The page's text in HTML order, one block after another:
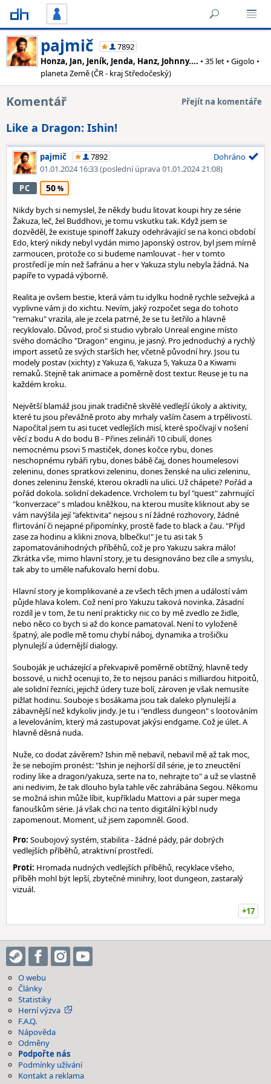
pajmič
7892
Honza, Jan, Jeník, Jenda, Hanz, Johnny.... • 35 let • Gigolo •
planeta Země (ČR - kraj Středočeský)
Komentář Přejít na komentáře
Like a Dragon: Ishin!
pajmič
7892
01.01.2024 16:33(poslední úprava 01.01.2024 21:08)
Dohráno
PC 50
Nikdy bych si nemyslel, že někdy budu litovat koupi hry ze série
Žakuza, leč, žel Buddhovi, je tomu vskutku tak. Když jsem se
dozvěděl, že existuje spinoff žakuzy odehrávající se na konci období
Edo, který nikdy nebyl vydán mimo Japonský ostrov, byl jsem mírně
zarmoucen, protože co si budeme namlouvat - her v tomto
prostředí je mín než šafránu a her v Yakuza stylu nebyla žádná. Na
papíře to vypadá výborně.
Realita je ovšem bestie, která vám tu idylku hodně rychle sežvejká a
vyplivne vám ji do xichtu. Nevím, jaký rozpočet sega do tohoto
"remaku" vrazila, ale je zcela patrné, že se tu šetřilo a hlavně
recyklovalo. Důvod, proč si studio vybralo Unreal engine místo
svého domácího "Dragon" enginu, je jasný. Pro jednoduchý a rychlý
import assetů ze svých starších her, včetně původní hry. Jsou tu
modely postav (xichty) z Yakuza 6, Yakuza 5, Yakuza 0 a Kiwami
remaků. Stejně tak animace a poměrně dost textur. Reuse je tu na
každém kroku.
Největší blamáž jsou jinak tradičně skvělé vedlejší úkoly a aktivity,
které tu jsou převážně proto aby mrhaly vaším časem a trpělivostí.
Napočítal jsem tu asi tucet vedlejších misí, které spočívají v nošení
věcí z bodu A do bodu B - Přines zelináři 10 cibulí, dones
nemocnému psovi 5 mastiček, dones kočce rybu, dones
neschopnému rybáři rybu, dones bábě čaj, dones houmelesovi
zeleninu, dones spratkovi zeleninu, dones ženské na ulici zeleninu,
dones zeleninu ženské, kterou okradli na ulici. Už chápete? Pořád a
pořád dokola. solidní dekadence. Vrcholem tu byl "quest" zahrnující
"konverzace" s mladou kněžkou, na kterou musíte kliknout aby se
vám navýšila její "afektivita" nejsou s ní žádné rozhovory, žádné
flirtování či nejapné připomínky, prostě fade to black a čau. "Přijd
zase za hodinu a klikni znova, blbečku!" Je tu asi tak 5
zapomatovánihodných příběhů, což je pro Yakuzu sakra málo!
Zkrátka vše, mimo hlavní story, je tu designováno bez cíle a smyslu,
tak aby to uměle nafukovalo herní dobu.
Hlavní story je komplikované a ze všech těch jmen a událostí vám
půjde hlava kolem. Což není pro Yakuzu taková novinka. Zásadní
rozdíl je v tom, že tu není prakticky nic co by mě zvedlo ze židle,
nebo něco co bych si až do konce pamatoval. Není to vyloženě
špatný, ale podle mě tomu chybí náboj, dynamika a trošičku
plynulejší a údernější dialogy.
Souboják je ucházející a překvapivě poměrně obtížný, hlavně tedy
bossové, u nichž ocenuji to, že to nejsou panáci s milliardou hitpoitů,
ale solidní řezníci, jejichž údery tuze bolí, zároven je však nemusíte
pižlat hodinu. Souboje s bosákama jsou tak daleko plynulejší a
zábavnější než kdykoliv jindy. Je tu i "endless dungeon" s lootováním
a levelováním, který má zastupovat jakýsi endgame. Což je úlet. A
hlavně děsná nuda.
Nuže, co dodat závěrem? Ishin mě nebavil, nebavil mě až tak moc,
že se nebojím pronést: "Ishin je nejhorší díl série, je to zneuctění
rodiny like a dragon/yakuza, serte na to, nehrajte to" a už se vlastně
ani nedivim, že tak dlouho byla tahle věc zahrábána Segou. Někomu
se možná ishin může líbit, kupříkladu Mattovi a pár super mega
fanouškům série. Já však chci na tento digitální kýbl nudy
zapomenout. Moment, už jsem zapomněl. Good.
Pro: Soubojový systém, stabilita - žádné pády, pár dobrých
vedlejších příběhů, atraktivní prostředí.
Proti: Hromada nudných vedlejších příběhů, recyklace všeho,
příběh mohl být lepší, zbytečné minihry, loot dungeon, zastaralý
vizuál.
+17
O webu
Články
Statistiky
Herní výzva
F.A.Q.
Nápověda
Odměny
Podpořte nás
Podmínky užívání
Kontakt a reklama